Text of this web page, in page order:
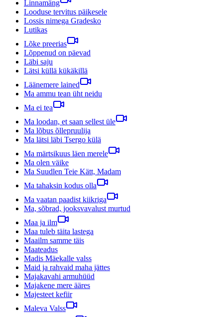
Linnamäng
Looduse tervitus päikesele
Lossis nimega Gradesko
Lutikas
Lõke preerias
Lõppenud on päevad
Läbi saju
Lätsi küllä kükäkillä
Läänemere lained
Ma ammu tean üht neidu
Ma ei tea
Ma loodan, et saan sellest üle
Ma lõbus õllepruulija
Ma lätsi läbi Tsergo külä
Ma märtsikuus läen merele
Ma olen väike
Ma Suudlen Teie Kätt, Madam
Ma tahaksin kodus olla
Ma vaatan paadist kiikriga
Ma, sõbrad, jooksvavalust murtud
Maa ja ilm
Maa tuleb täita lastega
Maailm samme täis
Maateadus
Madis Mäekalle valss
Maid ja rahvaid maha jättes
Majakavahi armuhüüd
Majakene mere ääres
Majesteet kefiir
Maleva Valss